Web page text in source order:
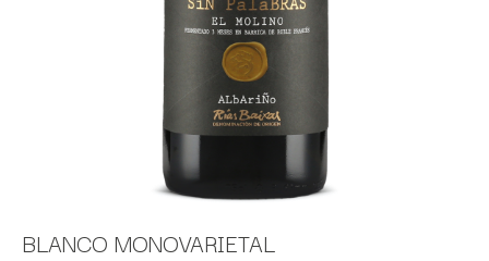
BLANCO MONOVARIETAL